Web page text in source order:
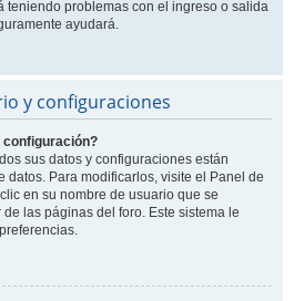
teniendo problemas con el ingreso o salida
ayudará.
y configuraciones
configuración?
sus datos y configuraciones están
datos. Para modificarlos, visite el Panel de
en su nombre de usuario que se
las páginas del foro. Este sistema le